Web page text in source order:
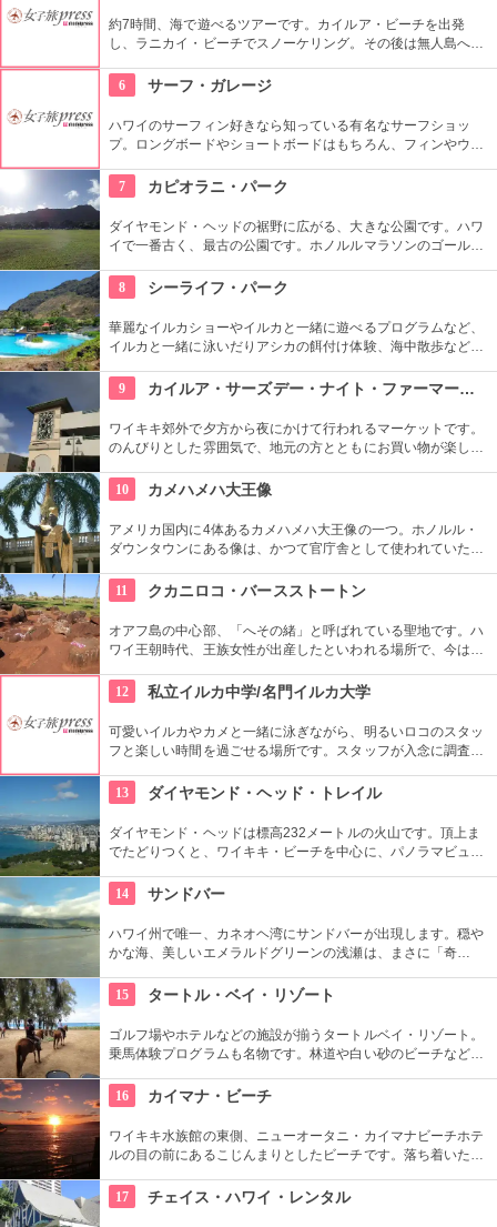
約7時間、海で遊べるツアーです。カイルア・ビーチを出発
し、ラニカイ・ビーチでスノーケリング。その後は無人島へゴ
きます。日本語スタッフもいますし、送迎やランチもついてい
ます。
6 サーフ・ガレージ
ハワイのサーフィン好きなら知っている有名なサーフショッ
プ。ロングボードやショートボードはもちろん、フィンやウェ
や保管も行っています。
7 カピオラニ・パーク
ダイヤモンド・ヘッドの裾野に広がる、大きな公園です。ハワ
イで一番古く、最古の公園です。ホノルルマラソンのゴール地
て、クイーン・カピオラニの名前が冠せられました。
8 シーライフ・パーク
華麗なイルカショーやイルカと一緒に遊べるプログラムなど、
イルカと一緒に泳いだりアシカの餌付け体験、海中散歩など、
ヌイグルミやTシャツなどオリジナルグッズも人気です。
9 カイルア・サーズデー・ナイト・ファーマーズ・マーケット
ワイキキ郊外で夕方から夜にかけて行われるマーケットです。
のんびりとした雰囲気で、地元の方とともにお買い物が楽しめ
ワイ産のおいしいグルメが勢ぞろい。ちょうど、早めのディナ
ーに利用できそうですね。
10 カメハメハ大王像
アメリカ国内に4体あるカメハメハ大王像の一つ。ホノルル・
ダウンタウンにある像は、かつて官庁舎として使われていた建
がモデルではなく、イケメンだった友人がモデルになったそ
う。
11 クカニロコ・バースストートン
オアフ島の中心部、「へその緒」と呼ばれている聖地です。ハ
ワイ王朝時代、王族女性が出産したといわれる場所で、今は子
くさんのエネルギーを浴びて帰ってくださいね。
12 私立イルカ中学/名門イルカ大学
可愛いイルカやカメと一緒に泳ぎながら、明るいロコのスタッ
フと楽しい時間を過ごせる場所です。スタッフが入念に調査す
やフラなどの“授業”もあります。“卒業”時の達成感は一緒の思い
出になりそうですね。
13 ダイヤモンド・ヘッド・トレイル
ダイヤモンド・ヘッドは標高232メートルの火山です。頂上ま
でたどりつくと、ワイキキ・ビーチを中心に、パノラマビュー
道もあるので、スニーカーの準備を。
14 サンドバー
ハワイ州で唯一、カネオヘ湾にサンドバーが出現します。穏や
かな海、美しいエメラルドグリーンの浅瀬は、まさに「奇
ーが組まれているので、ぜひ利用してみて。
15 タートル・ベイ・リゾート
ゴルフ場やホテルなどの施設が揃うタートルベイ・リゾート。
乗馬体験プログラムも名物です。林道や白い砂のビーチなど、
暮れ時のビーチを巡る乗馬プログラムもあります。
16 カイマナ・ビーチ
ワイキキ水族館の東側、ニューオータニ・カイマナビーチホテ
ルの目の前にあるこじんまりとしたビーチです。落ち着いた雰
すぐ横には終戦記念プールもあります。
17 チェイス・ハワイ・レンタル